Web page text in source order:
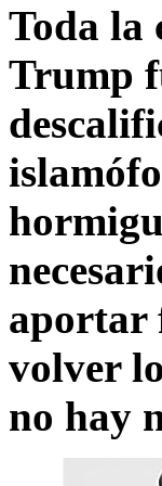
Toda la
Trump
aportar
volver
no hay